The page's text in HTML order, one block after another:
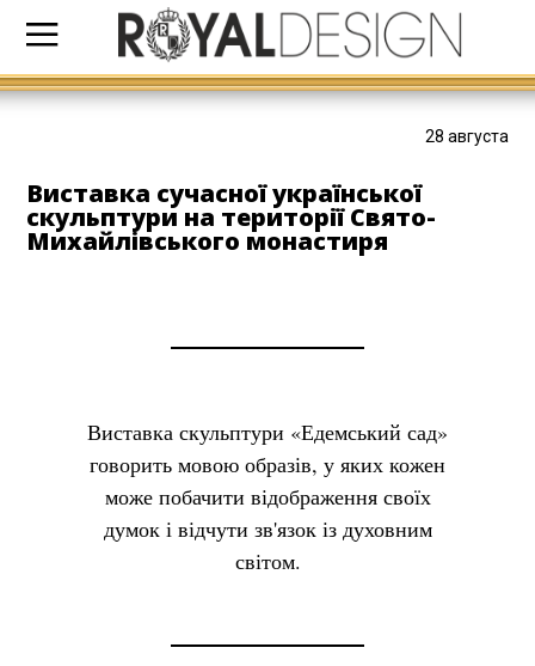
28 августа
Виставка сучасної української
скульптури на території Свято-
Михайлівського монастиря
Виставка скульптури «Едемський сад»
говорить мовою образів, у яких кожен
може побачити відображення своїх
думок і відчути зв'язок із духовним
світом.